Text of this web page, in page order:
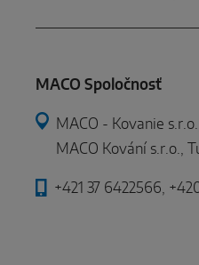
MACO Spoločnosť
MACO - Kovanie
MACO Kování s.r.o.,
+421 37 6422566,